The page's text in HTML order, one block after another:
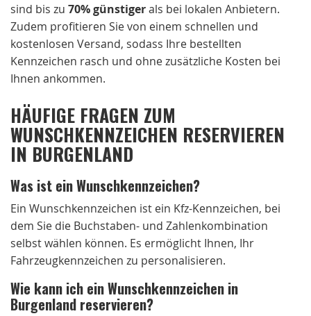
sind bis zu 70% günstigerals bei lokalen Anbietern.
Zudem profitieren Sie von einem schnellen und
kostenlosen Versand, sodass Ihre bestellten
Kennzeichen rasch und ohne zusätzliche Kosten bei
Ihnen ankommen.
HÄUFIGE FRAGEN ZUM
WUNSCHKENNZEICHEN RESERVIEREN
IN BURGENLAND
Was ist ein Wunschkennzeichen?
Ein Wunschkennzeichen ist ein Kfz-Kennzeichen, bei
dem Sie die Buchstaben- und Zahlenkombination
selbst wählen können. Es ermöglicht Ihnen, Ihr
Fahrzeugkennzeichen zu personalisieren.
Wie kann ich ein Wunschkennzeichen in
Burgenland reservieren?